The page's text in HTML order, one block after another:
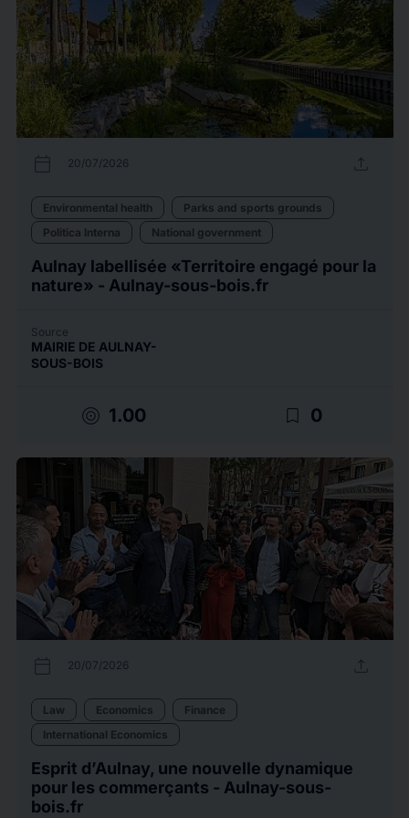
calendar_today 20/07/2026 upload
Environmental health
Parks and sports grounds
Politica Interna
National government
Aulnay labellisée «Territoire engagé pour la
nature» - Aulnay-sous-bois.fr
Source
MAIRIE DE AULNAY-
SOUS-BOIS
target 1.00 bookmark_border 0
calendar_today 20/07/2026 upload
Law Economics
Finance
International Economics
Esprit d’Aulnay, une nouvelle dynamique
pour les commerçants - Aulnay-sous-
bois.fr